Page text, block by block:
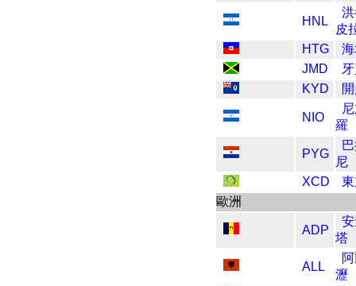
HNL
皮
HTG
JMD
KYD
NIO
羅
PYG
尼
XCD
歐洲
ADP
塔
ALL
瀝